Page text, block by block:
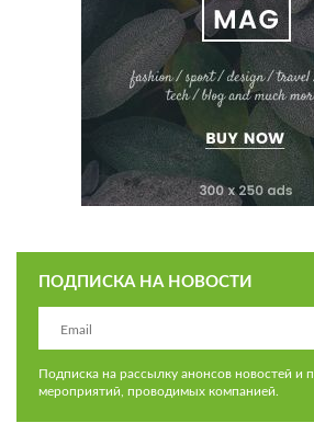
ПОДПИСКА НА НОВОСТИ
Подписка на рассылку анонсов новостей и
мероприятий, проводимых компанией.